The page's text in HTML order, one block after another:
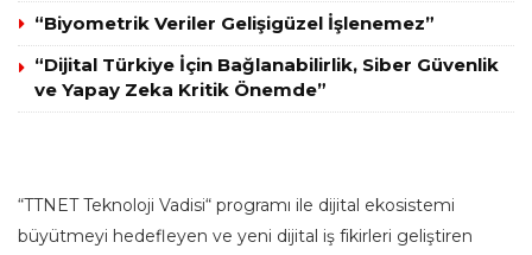
“Biyometrik Veriler Gelişigüzel İşlenemez”
“Dijital Türkiye İçin Bağlanabilirlik, Siber Güvenlik
ve Yapay Zeka Kritik Önemde”
“TTNET Teknoloji Vadisi“ programı ile dijital ekosistemi
büyütmeyi hedefleyen ve yeni dijital iş fikirleri geliştiren